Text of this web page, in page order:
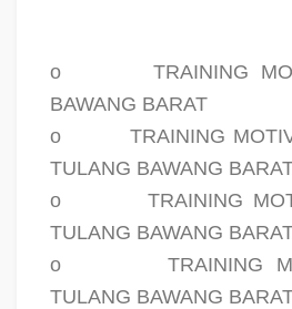
o
TRAINING
BAWANG BARAT
o
TRAINING
TULANG BAWANG
o
TRAINING
TULANG BAWANG
o
TRAINING
TULANG BAWANG